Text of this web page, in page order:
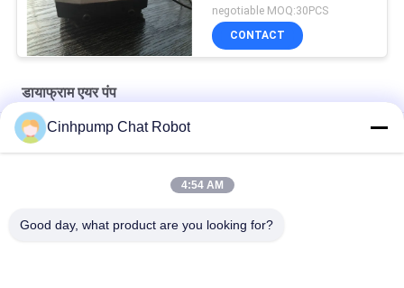
negotiable MOQ:30PCS
CONTACT
डायाफ्राम एयर पंप
अरोमा डिफ्यूज़र के लिए इलेक्ट्रिक 30kpa 15L / M मेम्ब्रेन एयर पंप
Cinhpump Chat Robot
4:54 AM
Good day, what product are you looking for?